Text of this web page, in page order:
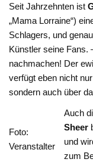
Seit Jahrzehnten ist
„Mama Lorraine“)
Schlagers, und
Künstler seine Fans.
nachmachen! Der
verfügt eben nicht
sondern auch über
Foto:
Veranstalter
Auch
Sheer
und
zum